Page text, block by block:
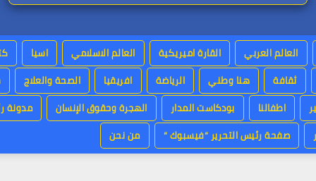
العالم العربي القارة اميريكية العالم الاسلامي اسيا
ثقافة
هنا وطني الرياضة افريقيا الصحة والعلاج
اطفالنا بودكاست المدار الهجرة وحقوق الإنسان
مدونة
صفحة رئيس التحرير “فيسبوك “ من نحن